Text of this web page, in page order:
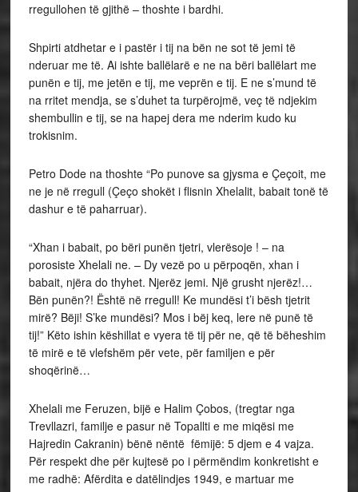
rregullohen të gjithë – thoshte i bardhi.
Shpirti atdhetar e i pastër i tij na bën ne sot të jemi të
nderuar me të. Ai ishte ballëlarë e ne na bëri ballëlart me
punën e tij, me jetën e tij, me veprën e tij. E ne s’mund të
na rritet mendja, se s’duhet ta turpërojmë, veç të ndjekim
shembullin e tij, se na hapej dera me nderim kudo ku
trokisnim.
Petro Dode na thoshte “Po punove sa gjysma e Çeçoit, me
ne je në rregull (Çeço shokët i flisnin Xhelalit, babait tonë të
dashur e të paharruar).
“Xhan i babait, po bëri punën tjetri, vlerësoje ! – na
porosiste Xhelali ne. – Dy vezë po u përpoqën, xhan i
babait, njëra do thyhet. Njerëz jemi. Një grusht njerëz!…
Bën punën?! Është në rregull! Ke mundësi t’i bësh tjetrit
mirë? Bëji! S’ke mundësi? Mos i bëj keq, lere në punë të
tij!” Këto ishin këshillat e vyera të tij për ne, që të bëheshim
të mirë e të vlefshëm për vete, për familjen e për
shoqërinë…
Xhelali me Feruzen, bijë e Halim Çobos, (tregtar nga
Trevllazri, familje e pasur në Topallti e me miqësi me
Hajredin Cakranin) bënë nëntë fëmijë: 5 djem e 4 vajza.
Për respekt dhe për kujtesë po i përmëndim konkretisht e
me radhë: Afërdita e datëlindjes 1949, e martuar me